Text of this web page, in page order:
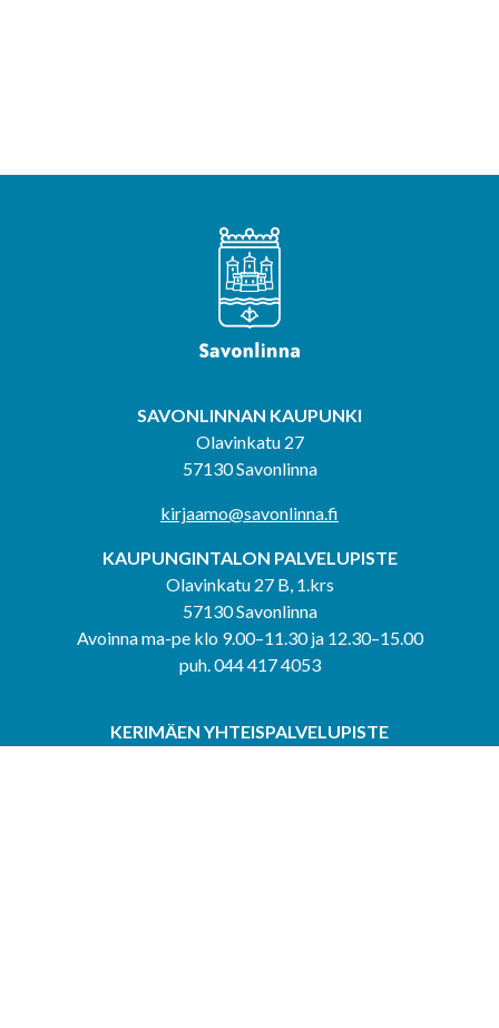
SAVONLINNAN KAUPUNKI
Olavinkatu 27
57130 Savonlinna
kirjaamo@savonlinna.fi
KAUPUNGINTALON PALVELUPISTE
Olavinkatu 27 B, 1.krs
57130 Savonlinna
Avoinna ma-pe klo 9.00–11.30 ja 12.30–15.00
puh. 044 417 4053
KERIMÄEN YHTEISPALVELUPISTE